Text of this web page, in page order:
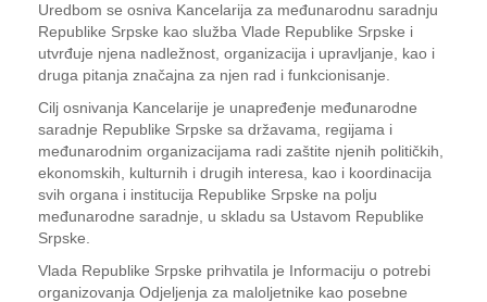
Uredbom se osniva Kancelarija za međunarodnu saradnju
Republike Srpske kao služba Vlade Republike Srpske i
utvrđuje njena nadležnost, organizacija i upravljanje, kao i
druga pitanja značajna za njen rad i funkcionisanje.
Cilj osnivanja Kancelarije je unapređenje međunarodne
saradnje Republike Srpske sa državama, regijama i
međunarodnim organizacijama radi zaštite njenih političkih,
ekonomskih, kulturnih i drugih interesa, kao i koordinacija
svih organa i institucija Republike Srpske na polju
međunarodne saradnje, u skladu sa Ustavom Republike
Srpske.
Vlada Republike Srpske prihvatila je Informaciju o potrebi
organizovanja Odjeljenja za maloljetnike kao posebne